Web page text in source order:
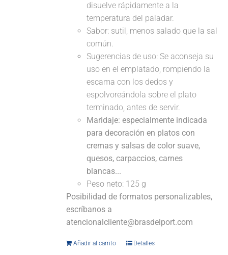
disuelve rápidamente a la
temperatura del paladar.
Sabor: sutil, menos salado que la sal
común.
Sugerencias de uso: Se aconseja su
uso en el emplatado, rompiendo la
escama con los dedos y
espolvoreándola sobre el plato
terminado, antes de servir.
Maridaje: especialmente indicada
para decoración en platos con
cremas y salsas de color suave,
quesos, carpaccios, carnes
blancas...
Peso neto: 125 g
Posibilidad de formatos personalizables,
escríbanos a
atencionalcliente@brasdelport.com
Añadir al carrito Detalles